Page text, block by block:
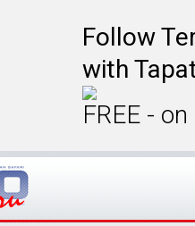
Follow
with
FREE -